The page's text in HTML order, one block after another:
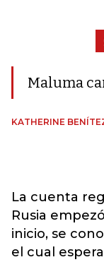
Maluma
KATHERINE
La cuenta
Rusia
inicio, se
el cual